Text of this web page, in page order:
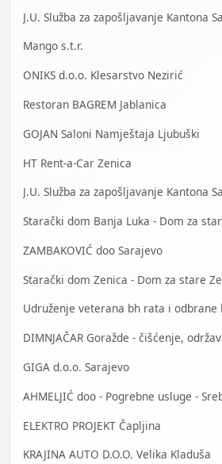
J.U. Služba za zapošljavanje Kantona
Mango s.t.r.
ONIKS d.o.o. Klesarstvo Nezirić
Restoran BAGREM Jablanica
GOJAN Saloni Namještaja Ljubuški
HT Rent-a-Car Zenica
ZAMBAKOVIĆ doo Sarajevo
DIMNJAČAR Goražde - čišćenje,
GIGA d.o.o. Sarajevo
AHMELJIĆ doo - Pogrebne usluge -
ELEKTRO PROJEKT Čapljina
KRAJINA AUTO D.O.O. Velika Kladuša